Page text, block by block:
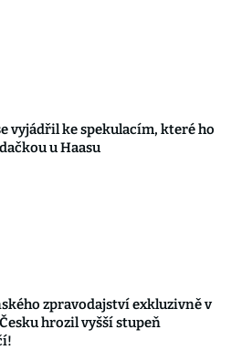
vyjádřil ke spekulacím, které ho
u Haasu
zpravodajství exkluzivně v
hrozil vyšší stupeň